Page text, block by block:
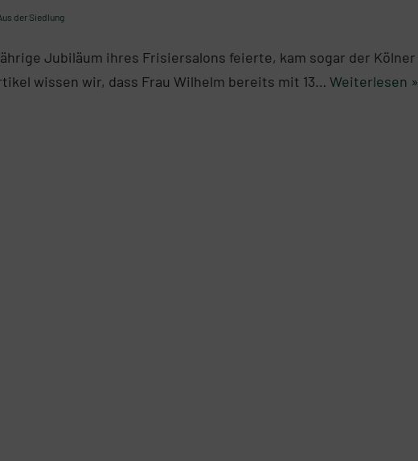
der Siedlung
Jubiläum ihres Frisiersalons feierte, kam sogar der Kölner
wissen wir, dass Frau Wilhelm bereits mit 13… Weiterlesen »